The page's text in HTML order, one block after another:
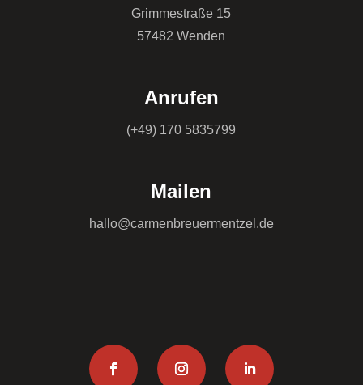
Grimmestraße 15
57482 Wenden
Anrufen
(+49) 170 5835799
Mailen
hallo@carmenbreuermentzel.de